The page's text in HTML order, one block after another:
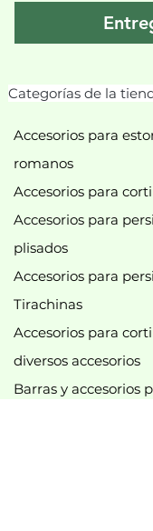
Categorías de la
Accesorios para
romanos
Accesorios para
Accesorios para
plisados
Accesorios para
Tirachinas
Accesorios para
diversos accesorios
Barras y accesorios